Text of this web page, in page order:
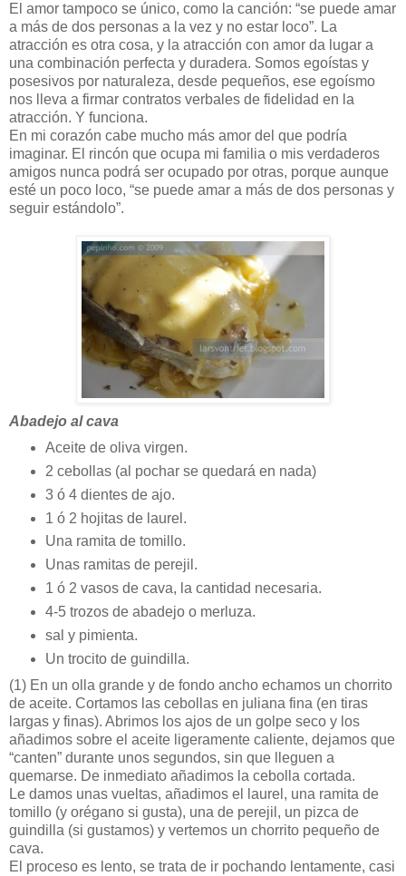
El amor tampoco se único, como la canción: “se puede amar
a más de dos personas a la vez y no estar loco”. La
atracción es otra cosa, y la atracción con amor da lugar a
una combinación perfecta y duradera. Somos egoístas y
posesivos por naturaleza, desde pequeños, ese egoísmo
nos lleva a firmar contratos verbales de fidelidad en la
atracción. Y funciona.
En mi corazón cabe mucho más amor del que podría
imaginar. El rincón que ocupa mi familia o mis verdaderos
amigos nunca podrá ser ocupado por otras, porque aunque
esté un poco loco, “se puede amar a más de dos personas y
seguir estándolo”.
Abadejo al cava
Aceite de oliva virgen.
2 cebollas (al pochar se quedará en nada)
3 ó 4 dientes de ajo.
1 ó 2 hojitas de laurel.
Una ramita de tomillo.
Unas ramitas de perejil.
1 ó 2 vasos de cava, la cantidad necesaria.
4-5 trozos de abadejo o merluza.
sal y pimienta.
Un trocito de guindilla.
(1) En un olla grande y de fondo ancho echamos un chorrito
de aceite. Cortamos las cebollas en juliana fina (en tiras
largas y finas). Abrimos los ajos de un golpe seco y los
añadimos sobre el aceite ligeramente caliente, dejamos que
“canten” durante unos segundos, sin que lleguen a
quemarse. De inmediato añadimos la cebolla cortada.
Le damos unas vueltas, añadimos el laurel, una ramita de
tomillo (y orégano si gusta), una de perejil, un pizca de
guindilla (si gustamos) y vertemos un chorrito pequeño de
cava.
El proceso es lento, se trata de ir pochando lentamente, casi